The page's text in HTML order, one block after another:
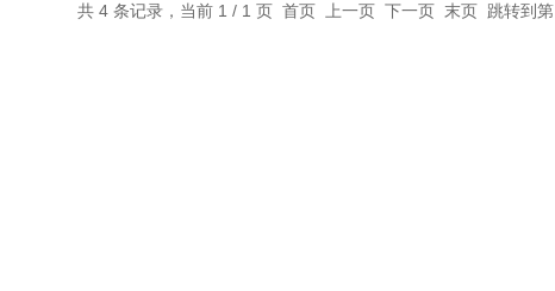
共 4 条记录，当前 1 / 1 页 首页 上一页 下一页 末页 跳转到第